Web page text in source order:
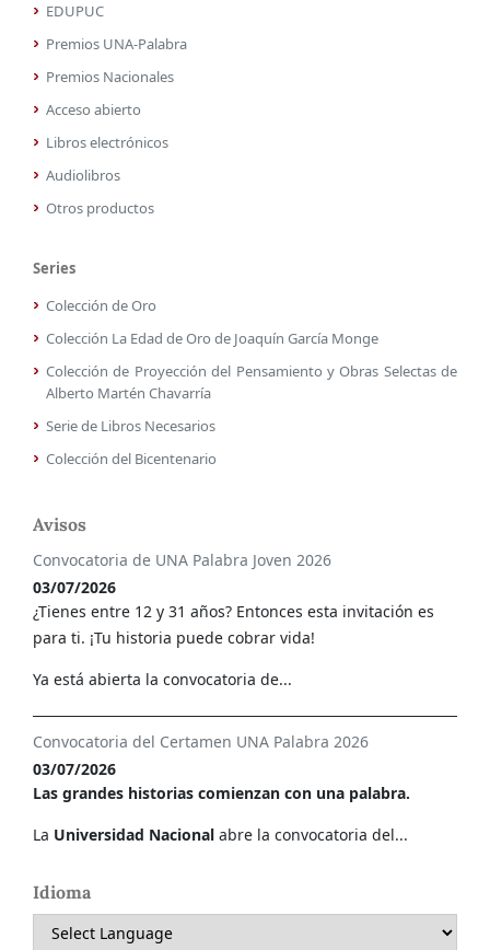
EDUPUC
Premios UNA-Palabra
Premios Nacionales
Acceso abierto
Libros electrónicos
Audiolibros
Otros productos
Series
Colección de Oro
Colección La Edad de Oro de Joaquín García Monge
Colección de Proyección del Pensamiento y Obras Selectas de
Alberto Martén Chavarría
Serie de Libros Necesarios
Colección del Bicentenario
Avisos
Convocatoria de UNA Palabra Joven 2026
03/07/2026
¿Tienes entre 12 y 31 años? Entonces esta invitación es
para ti. ¡Tu historia puede cobrar vida!
Ya está abierta la convocatoria de...
Convocatoria del Certamen UNA Palabra 2026
03/07/2026
Las grandes historias comienzan con una palabra.
La Universidad Nacional abre la convocatoria del...
Idioma